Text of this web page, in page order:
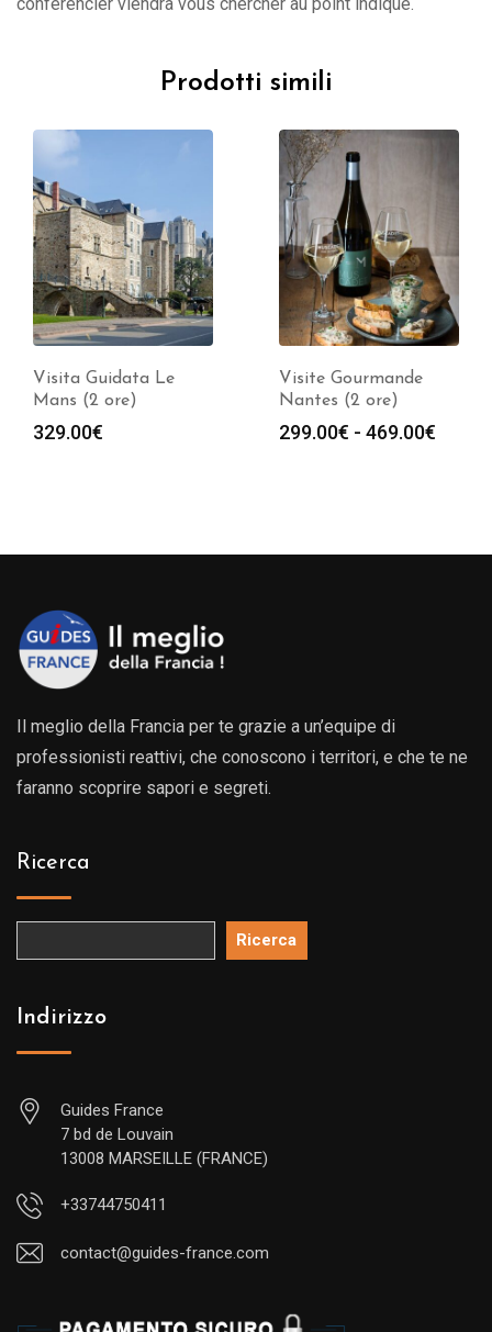
Prodotti simili
Visita Guidata Le
Mans (2 ore)
329.00€
Visite Gourmande
Nantes (2 ore)
299.00€ - 469.00€
a
Il meglio della Francia per te grazie a un’equipe di
professionisti reattivi, che conoscono i territori, e che te ne
faranno scoprire sapori e segreti.
Ricerca
Ricerca
Indirizzo
Guides France
7 bd de Louvain
13008 MARSEILLE (FRANCE)
+33744750411
contact@guides-france.com